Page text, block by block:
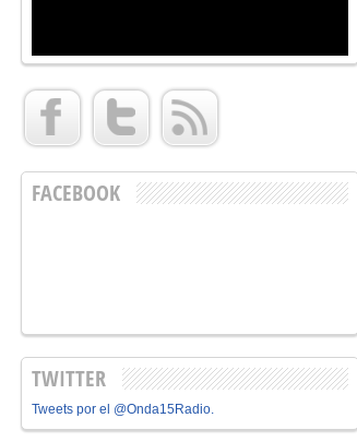
FACEBOOK
TWITTER
Tweets por el @Onda15Radio.